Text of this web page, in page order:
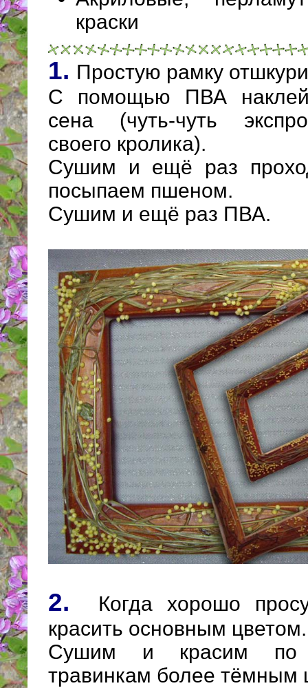
краски
1. Простую рамку
С помощью ПВА
сена (чуть-чуть
своего кролика).
Сушим и ещё раз
посыпаем пшеном.
Сушим и ещё раз ПВА.
2. Когда хорошо
красить основным цветом.
Сушим и красим по
травинкам более тёмным